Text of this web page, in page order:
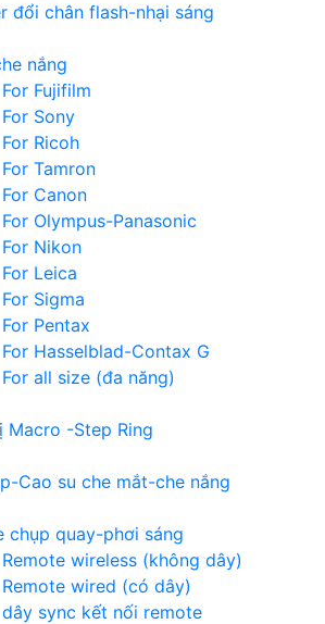
đổi chân flash-nhại sáng
nắng
Fujifilm
Sony
Ricoh
Tamron
Canon
Olympus-Panasonic
Nikon
Leica
Sigma
Pentax
Hasselblad-Contax G
all size (đa năng)
Macro -Step Ring
Cao su che mắt-che nắng
chụp quay-phơi sáng
wireless (không dây)
wired (có dây)
sync kết nối remote